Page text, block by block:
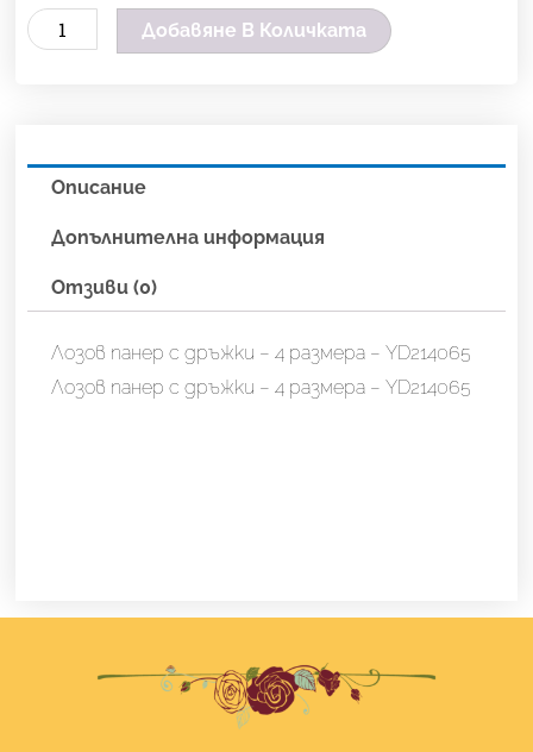
с
дръжки
Добавяне В Количката
Описание
Допълнителна информация
Отзиви (0)
Лозов панер с дръжки – 4 размера – YD214065
Лозов панер с дръжки – 4 размера – YD214065